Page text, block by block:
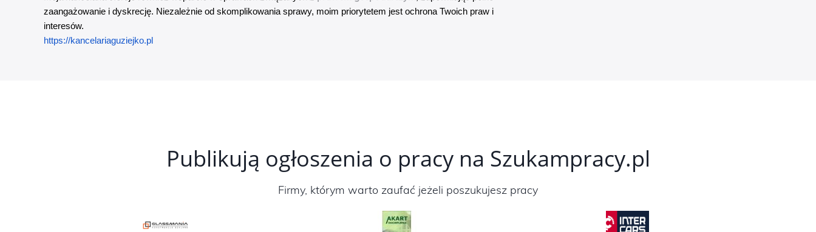
zaangażowanie i dyskrecję. Niezależnie od skomplikowania sprawy, moim priorytetem jest ochrona Twoich praw i
interesów.
https://kancelariaguziejko.pl
Publikują ogłoszenia o pracy na Szukampracy.pl
Firmy, którym warto zaufać jeżeli poszukujesz pracy